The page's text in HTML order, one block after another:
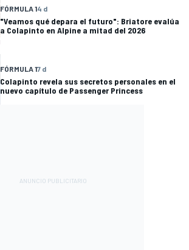
FÓRMULA 14 d
"Veamos qué depara el futuro": Briatore evalúa
a Colapinto en Alpine a mitad del 2026
FÓRMULA 17 d
Colapinto revela sus secretos personales en el
nuevo capítulo de Passenger Princess